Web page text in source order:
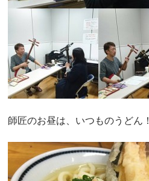
師匠のお昼は、いつものうどん！